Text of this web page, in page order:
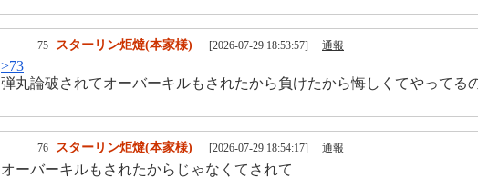
75 スターリン炬燵(本家様) [2026-07-29 18:53:57] 通報
>73
弾丸論破されてオーバーキルもされたから負けたから悔しくてやってる
76 スターリン炬燵(本家様) [2026-07-29 18:54:17] 通報
オーバーキルもされたからじゃなくてされて